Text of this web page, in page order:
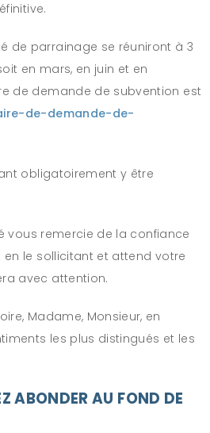
de parrainage se réuniront à 3
en mars, en juin et en
de demande de subvention est
de-demande-de-
obligatoirement y être
vous remercie de la confiance
le sollicitant et attend votre
avec attention.
Madame, Monsieur, en
les plus distingués et les
ABONDER AU FOND DE